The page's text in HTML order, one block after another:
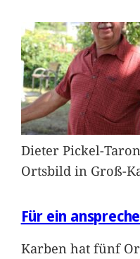
Dieter Pickel-
Ortsbild in Groß-
Für ein
Karben hat fünf